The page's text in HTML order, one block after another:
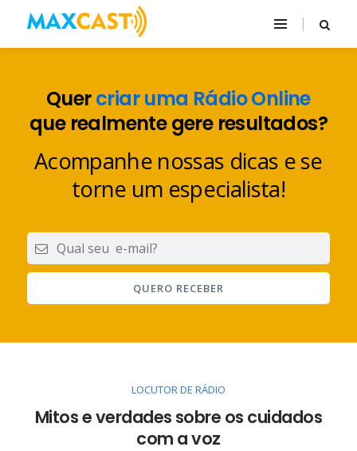
Quercriar uma Rádio Online
que realmente gere resultados?
Acompanhe nossas dicas e se
torne um especialista!
QUERO RECEBER
LOCUTOR DE RÁDIO
Mitos e verdades sobre os cuidados
com a voz